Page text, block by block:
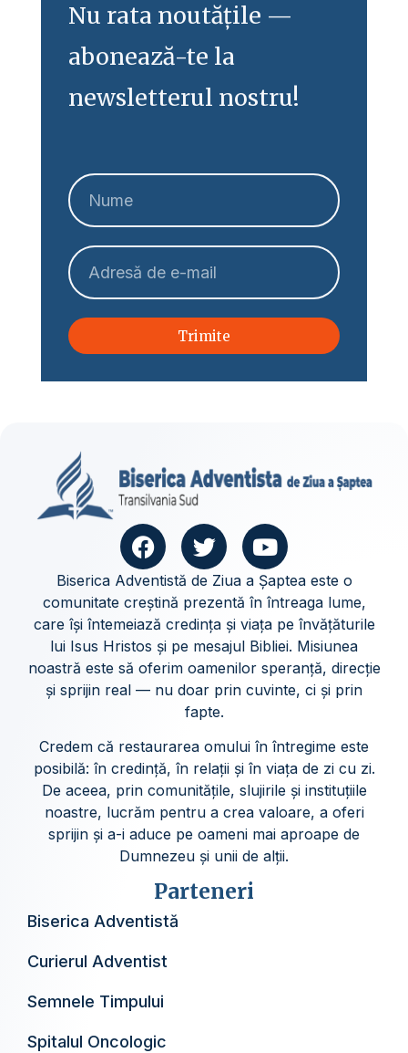
Nu rata noutățile —
abonează-te la
newsletterul nostru!
Trimite
Biserica Adventistă de Ziua a Șaptea este o
comunitate creștină prezentă în întreaga lume,
care își întemeiază credința și viața pe învățăturile
lui Isus Hristos și pe mesajul Bibliei. Misiunea
noastră este să oferim oamenilor speranță, direcție
și sprijin real — nu doar prin cuvinte, ci și prin
fapte.
Credem că restaurarea omului în întregime este
posibilă: în credință, în relații și în viața de zi cu zi.
De aceea, prin comunitățile, slujirile și instituțiile
noastre, lucrăm pentru a crea valoare, a oferi
sprijin și a-i aduce pe oameni mai aproape de
Dumnezeu și unii de alții.
Parteneri
Biserica Adventistă
Curierul Adventist
Semnele Timpului
Spitalul Oncologic